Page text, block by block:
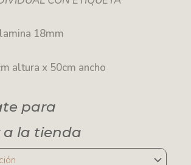
18mm
altura x 50cm ancho
para
a la tienda